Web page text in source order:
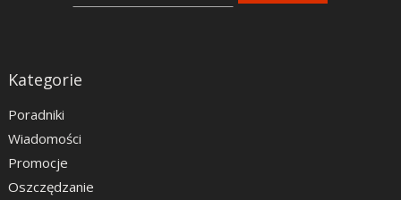
Kategorie
Poradniki
Wiadomości
Promocje
Oszczędzanie